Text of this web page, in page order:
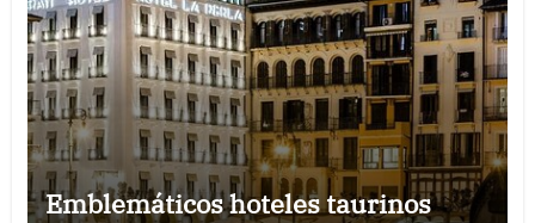
Emblemáticos hoteles taurinos